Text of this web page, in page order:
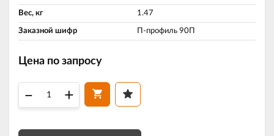
Вес, кг 1.47
Заказной шифр П-профиль 90П
Цена по запросу
– +